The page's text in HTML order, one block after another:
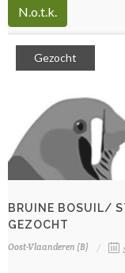
N.o.t.k.
Gezocht
BRUINE BOSUIL/
GEZOCHT
Oost-Vlaanderen (B)